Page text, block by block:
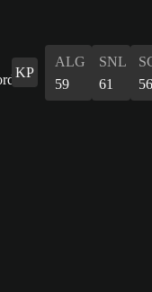
KP
ALG
59
SNL
61
56